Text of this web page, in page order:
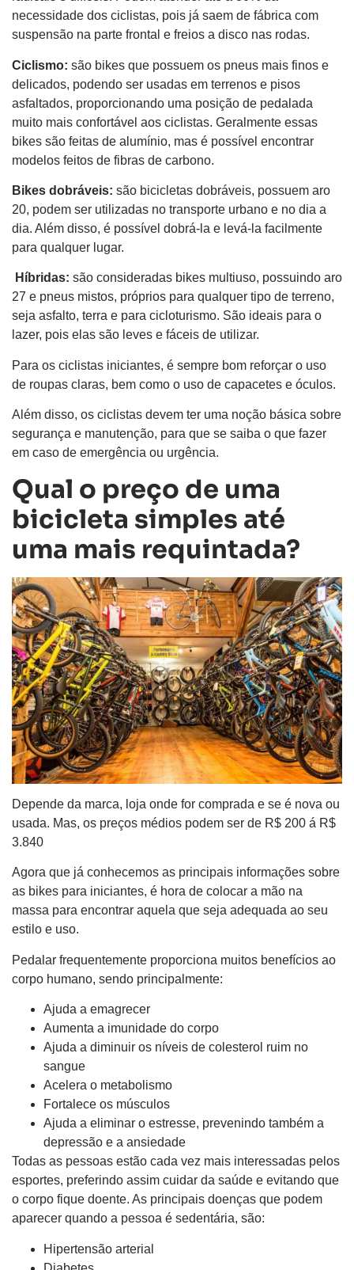
necessidade dos ciclistas, pois já saem de fábrica com
suspensão na parte frontal e freios a disco nas rodas.
Ciclismo: são bikes que possuem os pneus mais finos e
delicados, podendo ser usadas em terrenos e pisos
asfaltados, proporcionando uma posição de pedalada
muito mais confortável aos ciclistas. Geralmente essas
bikes são feitas de alumínio, mas é possível encontrar
modelos feitos de fibras de carbono.
Bikes dobráveis: são bicicletas dobráveis, possuem aro
20, podem ser utilizadas no transporte urbano e no dia a
dia. Além disso, é possível dobrá-la e levá-la facilmente
para qualquer lugar.
Híbridas: são consideradas bikes multiuso, possuindo aro
27 e pneus mistos, próprios para qualquer tipo de terreno,
seja asfalto, terra e para cicloturismo. São ideais para o
lazer, pois elas são leves e fáceis de utilizar.
Para os ciclistas iniciantes, é sempre bom reforçar o uso
de roupas claras, bem como o uso de capacetes e óculos.
Além disso, os ciclistas devem ter uma noção básica sobre
segurança e manutenção, para que se saiba o que fazer
em caso de emergência ou urgência.
Qual o preço de uma
bicicleta simples até
uma mais requintada?
Depende da marca, loja onde for comprada e se é nova ou
usada. Mas, os preços médios podem ser de R$ 200 á R$
3.840
Agora que já conhecemos as principais informações sobre
as bikes para iniciantes, é hora de colocar a mão na
massa para encontrar aquela que seja adequada ao seu
estilo e uso.
Pedalar frequentemente proporciona muitos benefícios ao
corpo humano, sendo principalmente:
Ajuda a emagrecer
Aumenta a imunidade do corpo
Ajuda a diminuir os níveis de colesterol ruim no
sangue
Acelera o metabolismo
Fortalece os músculos
Ajuda a eliminar o estresse, prevenindo também a
depressão e a ansiedade
Todas as pessoas estão cada vez mais interessadas pelos
esportes, preferindo assim cuidar da saúde e evitando que
o corpo fique doente. As principais doenças que podem
aparecer quando a pessoa é sedentária, são:
Hipertensão arterial